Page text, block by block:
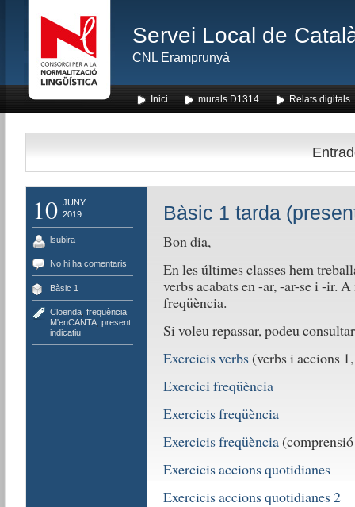
Servei Local de
CNL Eramprunyà
Inici murals D1314 Relats digitals
10 JUNY
2019
lsubira
No hi ha comentaris
Bàsic 1
Cloenda, freqüència,
M'enCANTA, present
indicatiu
Bàsic 1 tarda
Bon dia,
En les últimes classes hem
verbs acabats en -ar, -ar-se i -ir.
freqüència.
Si voleu repassar, podeu
Exercicis verbs(verbs i accions
Exercici freqüència
Exercicis freqüència
Exercicis freqüència
Exercicis accions quotidianes
Exercicis accions quotidianes 2